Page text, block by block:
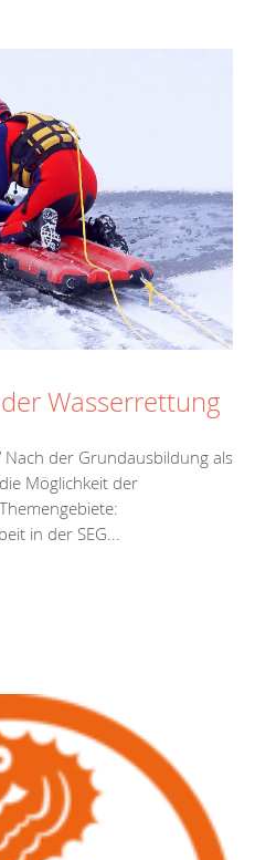
Wasserrettung
Nach der Grundausbildung als
Möglichkeit der
in der SEG...